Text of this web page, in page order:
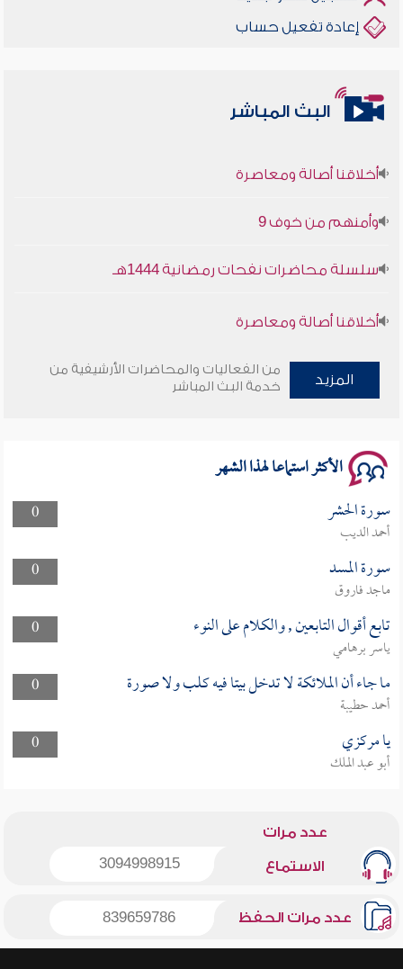
إعادة تفعيل حساب
البث المباشر
أخلاقنا أصالة ومعاصرة
وأمنهم من خوف 9
أخلاقنا أصالة ومعاصرة
وأمنهم من خوف 9
المزيد
من الفعاليات والمحاضرات الأرشيفية من
خدمة البث المباشر
الأكثر استماعا لهذا الشهر
0 سورة الحشر
أحمد الديب
0
سورة المسد
ماجد فاروق
0
تابع أقوال التابعين , والكلام على النوء
ياسر برهامي
0
ما جاء أن الملائكة لا تدخل بيتا فيه كلب ولا صورة
أحمد حطيبة
0
يا مركزي
أبو عبد الملك
عدد مرات
الاستماع 3094998915
عدد مرات الحفظ 839659786